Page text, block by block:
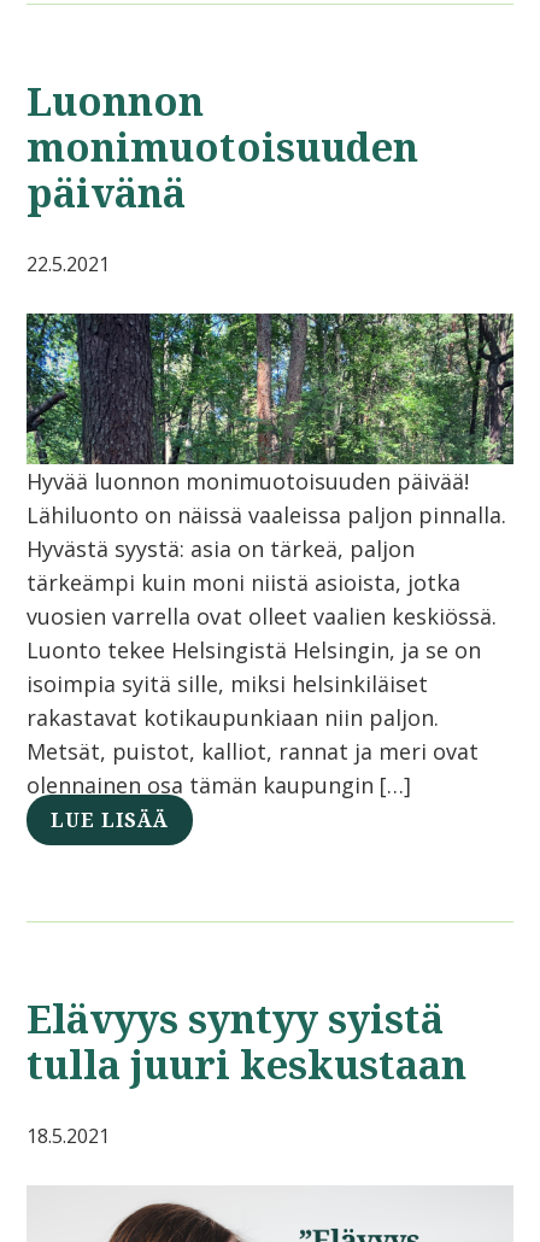
Luonnon
monimuotoisuuden
päivänä
22.5.2021
Hyvää luonnon monimuotoisuuden päivää!
Lähiluonto on näissä vaaleissa paljon pinnalla.
Hyvästä syystä: asia on tärkeä, paljon
tärkeämpi kuin moni niistä asioista, jotka
vuosien varrella ovat olleet vaalien keskiössä.
Luonto tekee Helsingistä Helsingin, ja se on
isoimpia syitä sille, miksi helsinkiläiset
rakastavat kotikaupunkiaan niin paljon.
Metsät, puistot, kalliot, rannat ja meri ovat
olennainen osa tämän kaupungin […]
LUE LISÄÄ
Elävyys syntyy syistä
tulla juuri keskustaan
18.5.2021